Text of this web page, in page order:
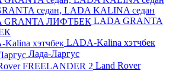
седан, LADA KALINA седан
LADA GRANTA
LADA-Kalina хэтчбек
Лада-Ларгус
Land Rover